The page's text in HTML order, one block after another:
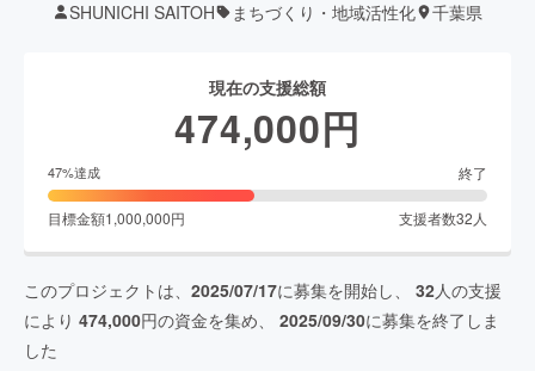
SHUNICHI SAITOH まちづくり・地域活性化 千葉県
現在の支援総額
474,000円
47%達成 終了
目標金額1,000,000円 支援者数32 人
このプロジェクトは、 2025/07/17に募集を開始し、 32人の支援
により 474,000円の資金を集め、 2025/09/30に募集を終了しま
した